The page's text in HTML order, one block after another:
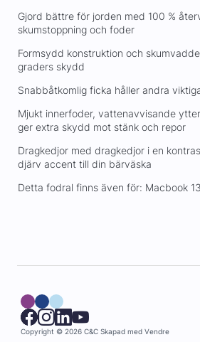
Gjord bättre för jorden med 100 %
skumstoppning och foder
Formsydd konstruktion och
graders skydd
Snabbåtkomlig ficka håller andra
Mjukt innerfoder, vattenavvisande
ger extra skydd mot stänk och repor
Dragkedjor med dragkedjor i en
djärv accent till din bärväska
Detta fodral finns även för: Macbook
Copyright © 2026 C&C Skapad med Vendre